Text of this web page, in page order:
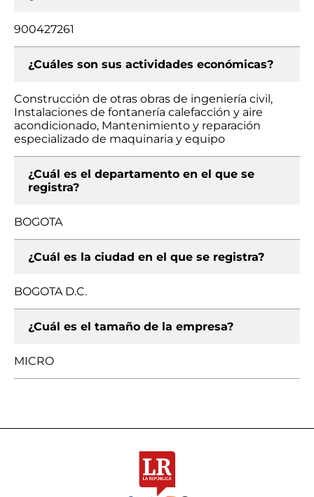
900427261
¿Cuáles son sus actividades económicas?
Construcción de otras obras de ingeniería civil,
Instalaciones de fontanería calefacción y aire
acondicionado, Mantenimiento y reparación
especializado de maquinaria y equipo
¿Cuál es el departamento en el que se
registra?
BOGOTA
¿Cuál es la ciudad en el que se registra?
BOGOTA D.C.
¿Cuál es el tamaño de la empresa?
MICRO